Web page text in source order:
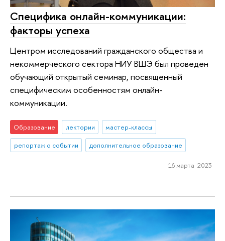
Специфика онлайн-коммуникации:
факторы успеха
Центром исследований гражданского общества и
некоммерческого сектора НИУ ВШЭ был проведен
обучающий открытый семинар, посвященный
специфическим особенностям онлайн-
коммуникации.
Образование лектории
мастер-классы
репортаж о событии
дополнительное образование
16 марта 2023